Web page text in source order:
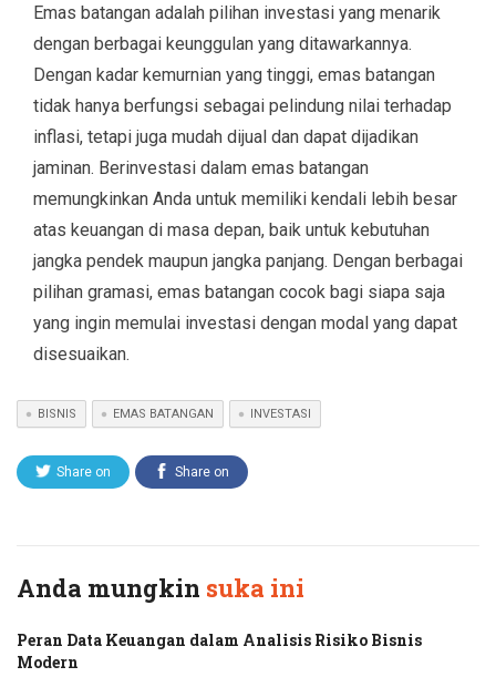
Emas batangan adalah pilihan investasi yang menarik
dengan berbagai keunggulan yang ditawarkannya.
Dengan kadar kemurnian yang tinggi, emas batangan
tidak hanya berfungsi sebagai pelindung nilai terhadap
inflasi, tetapi juga mudah dijual dan dapat dijadikan
jaminan. Berinvestasi dalam emas batangan
memungkinkan Anda untuk memiliki kendali lebih besar
atas keuangan di masa depan, baik untuk kebutuhan
jangka pendek maupun jangka panjang. Dengan berbagai
pilihan gramasi, emas batangan cocok bagi siapa saja
yang ingin memulai investasi dengan modal yang dapat
disesuaikan.
BISNIS EMAS BATANGAN INVESTASI
Share on Share on
Anda mungkin suka ini
Peran Data Keuangan dalam Analisis Risiko Bisnis
Modern